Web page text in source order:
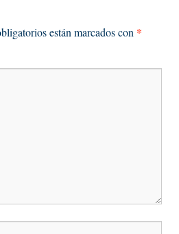
están marcados con *